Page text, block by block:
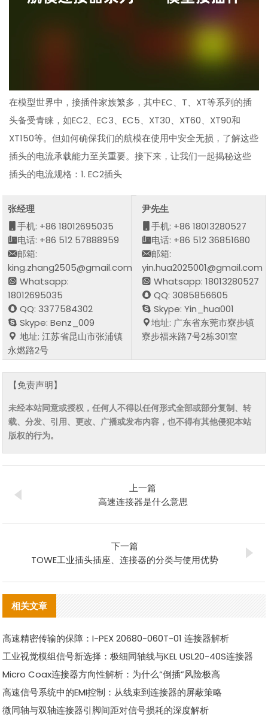
在模型世界中，接插件家族繁多，其中EC、T、XT等系列的插
头备受青睐，如EC2、EC3、EC5、XT30、XT60、XT90和
XT150等。但如何确保我们的航模在使用中安全无损，了解这些
插头的电流承载能力至关重要。接下来，让我们一起揭秘这些
插头的电流规格：1. EC2插头
张经理
手机: +86 18012695035
电话: +86 512 57888959
邮箱:
king.zhang2505@gmail.com
Whatsapp:
18012695035
QQ: 3377584302
Skype: Benz_009
地址: 江苏省昆山市张浦镇
永燃路2号
尹先生
手机: +86 18013280527
电话: +86 512 36851680
邮箱:
yin.hua2025001@gmail.com
Whatsapp: 18013280527
QQ: 3085856605
Skype: Yin_hua001
地址: 广东省东莞市寮步镇
寮步福来路7号2栋301室
【免责声明】
未经本站同意或授权，任何人不得以任何形式全部或部分复制、转
载、分发、引用、更改、广播或发布内容，也不得有其他侵犯本站
版权的行为。
上一篇
高速连接器是什么意思
下一篇
TOWE工业插头插座、连接器的分类与使用优势
相关文章
高速精密传输的保障：I-PEX 20680-060T-01 连接器解析
工业视觉模组信号新选择：极细同轴线与KEL USL20-40S连接器
Micro Coax连接器方向性解析：为什么“倒插”风险极高
高速信号系统中的EMI控制：从线束到连接器的屏蔽策略
微同轴与双轴连接器引脚间距对信号损耗的深度解析